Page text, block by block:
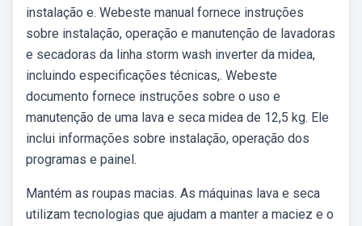
instalação e. Webeste manual fornece instruções
sobre instalação, operação e manutenção de lavadoras
e secadoras da linha storm wash inverter da midea,
incluindo especificações técnicas,. Webeste
documento fornece instruções sobre o uso e
manutenção de uma lava e seca midea de 12,5 kg. Ele
inclui informações sobre instalação, operação dos
programas e painel.
Mantém as roupas macias. As máquinas lava e seca
utilizam tecnologias que ajudam a manter a maciez e o